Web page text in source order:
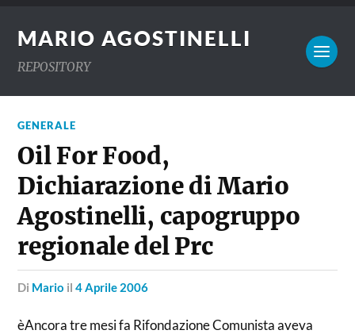
MARIO AGOSTINELLI
REPOSITORY
GENERALE
Oil For Food,
Dichiarazione di Mario
Agostinelli, capogruppo
regionale del Prc
di Mario il4 Aprile 2006
èAncora tre mesi fa Rifondazione Comunista aveva